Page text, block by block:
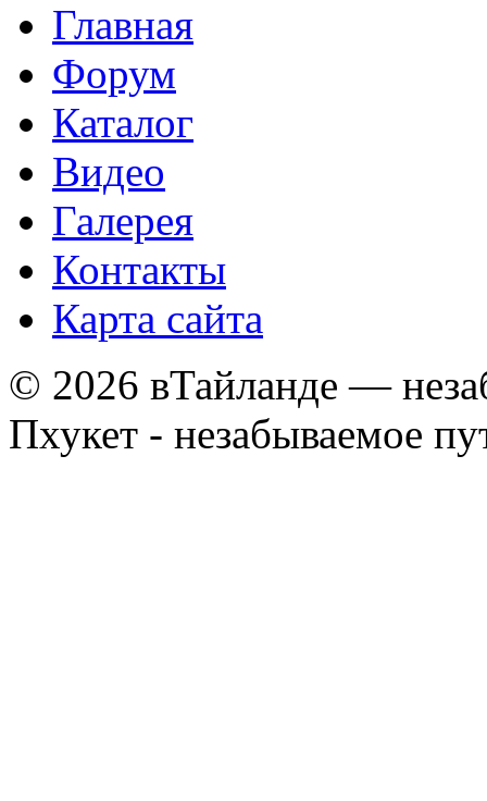
Главная
Форум
Каталог
Видео
Галерея
Контакты
Карта сайта
© 2026 вТайланде —
Пхукет - незабываемое